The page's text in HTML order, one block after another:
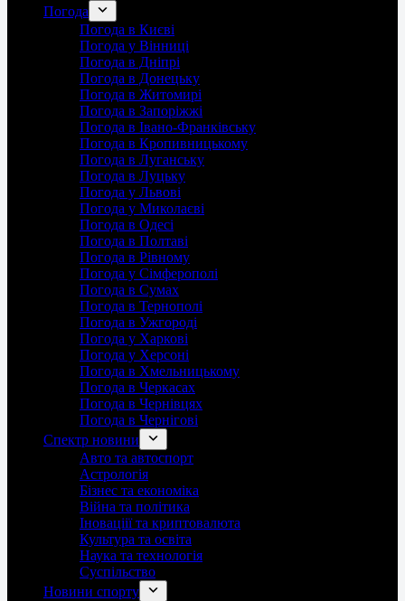
Погода
Погода в Києві
Погода у Вінниці
Погода в Дніпрі
Погода в Донецьку
Погода в Житомирі
Погода в Запоріжжі
Погода в Івано-Франківську
Погода в Кропивницькому
Погода в Луганську
Погода в Луцьку
Погода у Львові
Погода у Миколаєві
Погода в Одесі
Погода в Полтаві
Погода в Рівному
Погода у Сімферополі
Погода в Сумах
Погода в Тернополі
Погода в Ужгороді
Погода у Харкові
Погода у Херсоні
Погода в Хмельницькому
Погода в Черкасах
Погода в Чернівцях
Погода в Чернігові
Спектр новини
Авто та автоспорт
Астрологія
Бізнес та економіка
Війна та політика
Іноваціії та криптовалюта
Культура та освіта
Наука та технологія
Суспільство
Новини спорту